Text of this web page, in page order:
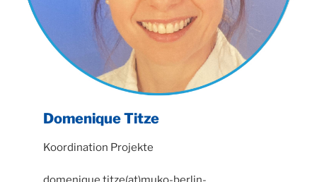
Domenique Titze
Koordination Projekte